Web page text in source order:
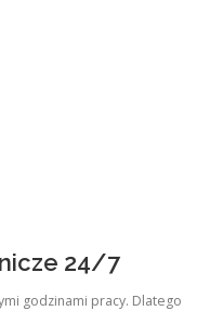
24/7
godzinami pracy. Dlatego